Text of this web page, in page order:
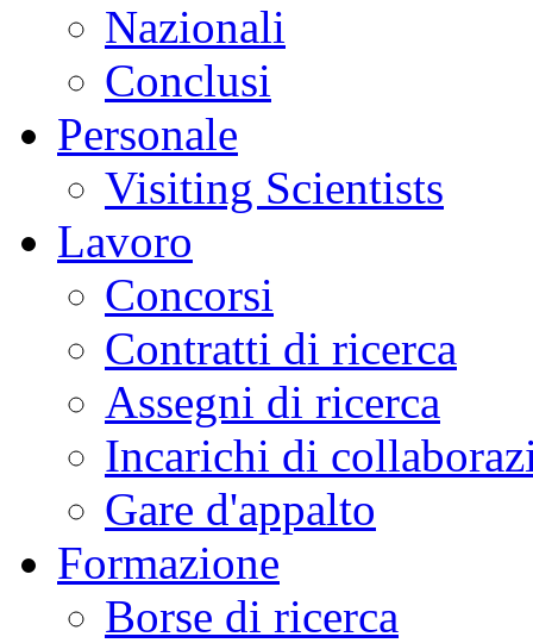
Nazionali
Conclusi
Personale
Visiting Scientists
Lavoro
Concorsi
Contratti di ricerca
Assegni di ricerca
Incarichi di
Gare d'appalto
Formazione
Borse di ricerca